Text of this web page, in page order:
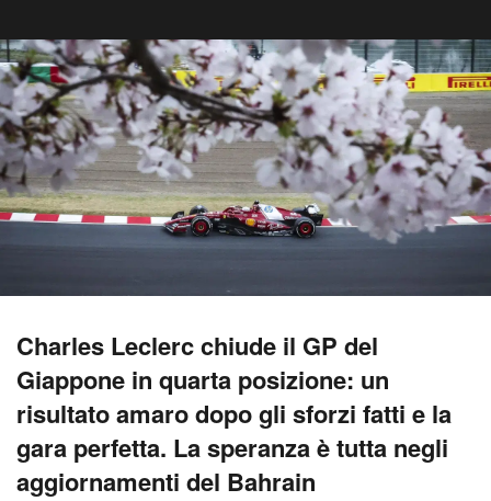
Charles Leclerc chiude il GP del
Giappone in quarta posizione: un
risultato amaro dopo gli sforzi fatti e la
gara perfetta. La speranza è tutta negli
aggiornamenti del Bahrain